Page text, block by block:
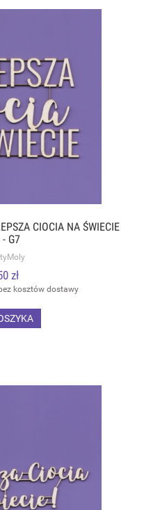
CIOCIA NA ŚWIECIE
- G7
zł
kosztów dostawy